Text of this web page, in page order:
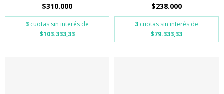
$310.000
3 cuotas sin interés de
$103.333,33
$238.000
3 cuotas sin interés de
$79.333,33